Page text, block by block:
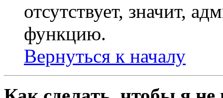
отсутствует, значит,
функцию.
Вернуться к началу